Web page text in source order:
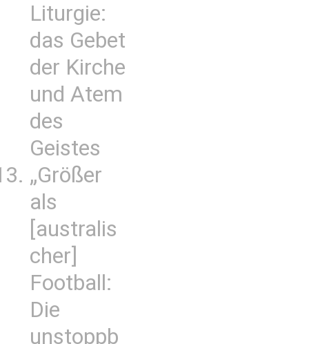
Liturgie:
das Gebet
der Kirche
und Atem
des
Geistes
„Größer
als
[australis
cher]
Football:
Die
unstoppb